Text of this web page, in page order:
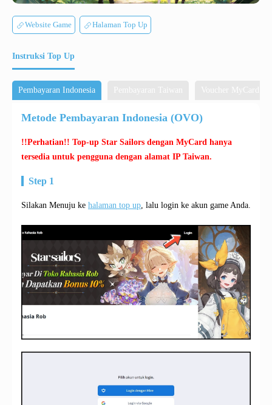
Website Game Halaman Top Up
Instruksi Top Up
Pembayaran Indonesia Pembayaran Taiwan Voucher MyCard
Metode Pembayaran Indonesia (OVO)
!!Perhatian!! Top-up Star Sailors dengan MyCard hanya
tersedia untuk pengguna dengan alamat IP Taiwan.
Step 1
Silakan Menuju ke halaman top up , lalu login ke akun game Anda.